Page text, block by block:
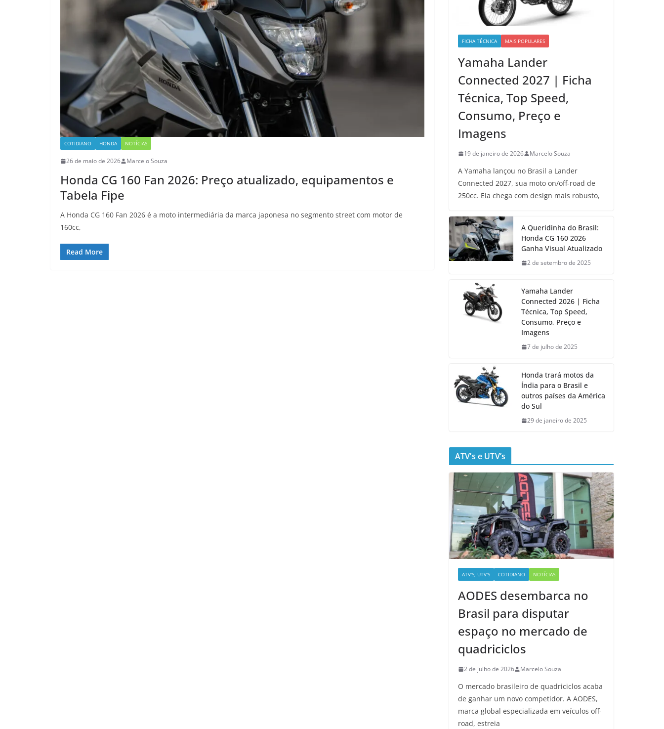
COTIDIANO HONDA NOTÍCIAS
26 de maio de 2026 Marcelo Souza
Honda CG 160 Fan 2026: Preço atualizado, equipamentos e
Tabela Fipe
A Honda CG 160 Fan 2026 é a moto intermediária da marca japonesa no segmento street com motor de
160cc,
Read More
FICHA TÉCNICA MAIS POPULARES
Yamaha Lander
Connected 2027 | Ficha
Técnica, Top Speed,
Consumo, Preço e
Imagens
19 de janeiro de 2026 Marcelo Souza
A Yamaha lançou no Brasil a Lander
Connected 2027, sua moto on/off-road de
250cc. Ela chega com design mais robusto,
A Queridinha do Brasil:
Honda CG 160 2026
Ganha Visual Atualizado
2 de setembro de 2025
Yamaha Lander
Connected 2026 | Ficha
Técnica, Top Speed,
Consumo, Preço e
Imagens
7 de julho de 2025
Honda trará motos da
Índia para o Brasil e
outros países da América
do Sul
29 de janeiro de 2025
ATV’s e UTV’s
ATV'S, UTV'S COTIDIANO NOTÍCIAS
AODES desembarca no
Brasil para disputar
espaço no mercado de
quadriciclos
2 de julho de 2026 Marcelo Souza
O mercado brasileiro de quadriciclos acaba
de ganhar um novo competidor. A AODES,
marca global especializada em veículos off-
road, estreia